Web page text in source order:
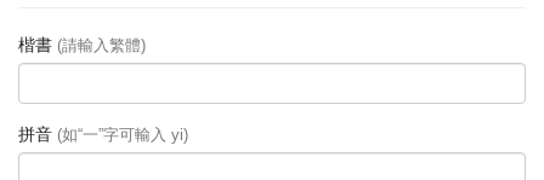
楷書 (請輸入繁體)
拼音 (如“一”字可輸入 yi)